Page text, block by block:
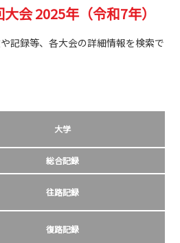
会 2025年（令和7年）
記録等、各大会の詳細情報を検索で
大学
総合記録
往路記録
復路記録